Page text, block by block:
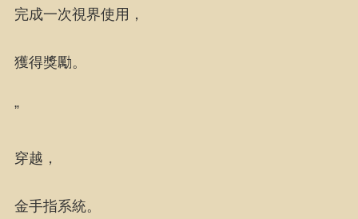
完成一次視界使用，
獲得獎勵。
”
穿越，
金手指系統。